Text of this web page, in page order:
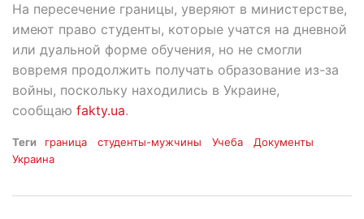
На пересечение границы, уверяют в министерстве,
имеют право студенты, которые учатся на дневной
или дуальной форме обучения, но не смогли
вовремя продолжить получать образование из-за
войны, поскольку находились в Украине,
сообщаю fakty.ua.
Теги граница студенты-мужчины Учеба
Документы
Украина